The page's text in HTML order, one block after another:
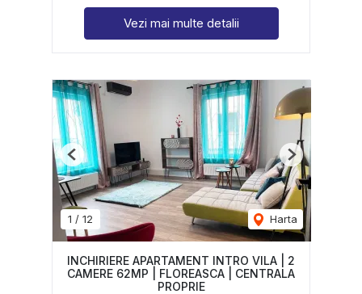
Vezi mai multe detalii
1 / 12 Harta
Previous Next
INCHIRIERE APARTAMENT INTRO VILA | 2
CAMERE 62MP | FLOREASCA | CENTRALA
PROPRIE